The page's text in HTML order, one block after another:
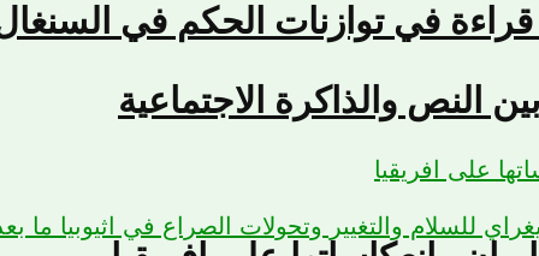
في توازنات الحكم في السنغال
النص والذاكرة الاجتماعية